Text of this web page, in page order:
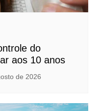
do
aos 10 anos
de 2026